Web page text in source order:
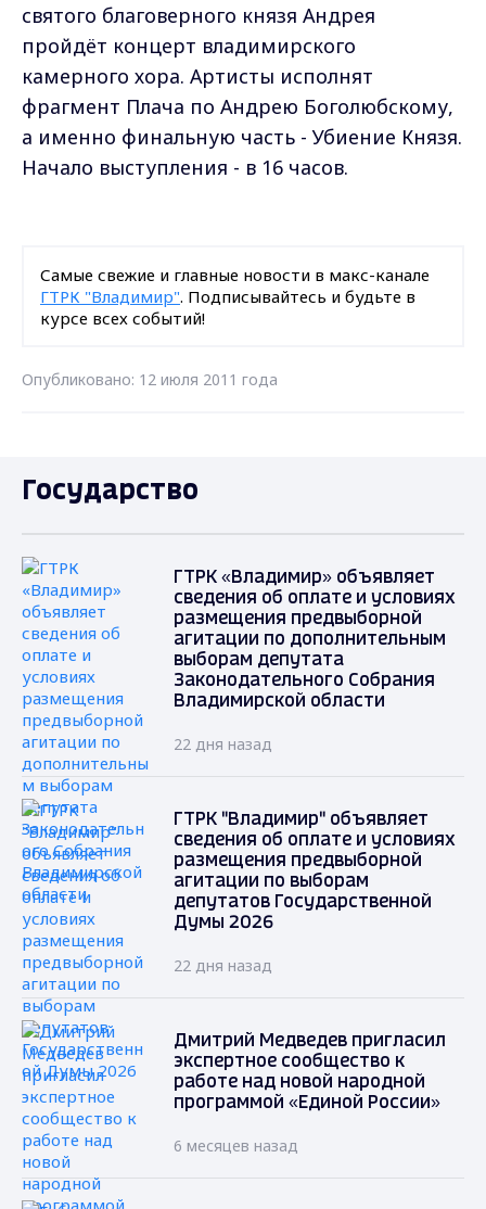
святого благоверного князя Андрея
пройдёт концерт владимирского
камерного хора. Артисты исполнят
фрагмент Плача по Андрею Боголюбскому,
а именно финальную часть - Убиение Князя.
Начало выступления - в 16 часов.
Самые свежие и главные новости в макс-канале
ГТРК "Владимир". Подписывайтесь и будьте в
курсе всех событий!
Опубликовано: 12 июля 2011 года
Государство
ГТРК «Владимир» объявляет
сведения об оплате и условиях
размещения предвыборной
агитации по дополнительным
выборам депутата
Законодательного Собрания
Владимирской области
22 дня назад
ГТРК "Владимир" объявляет
сведения об оплате и условиях
размещения предвыборной
агитации по выборам
депутатов Государственной
Думы 2026
22 дня назад
Дмитрий Медведев пригласил
экспертное сообщество к
работе над новой народной
программой «Единой России»
6 месяцев назад